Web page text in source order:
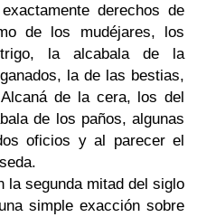
derechos de
de los mudéjares, los
la alcabala de la
la de las bestias,
de la cera, los del
de los paños, algunas
oficios y al parecer el
la segunda mitad del siglo
simple exacción sobre